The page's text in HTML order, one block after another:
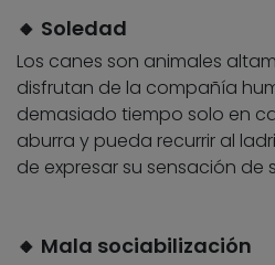
🔸 Soledad
Los canes son animales
disfrutan de la compañía
demasiado tiempo solo en
aburra y pueda recurrir al
de expresar su sensación de
🔸 Mala sociabilización